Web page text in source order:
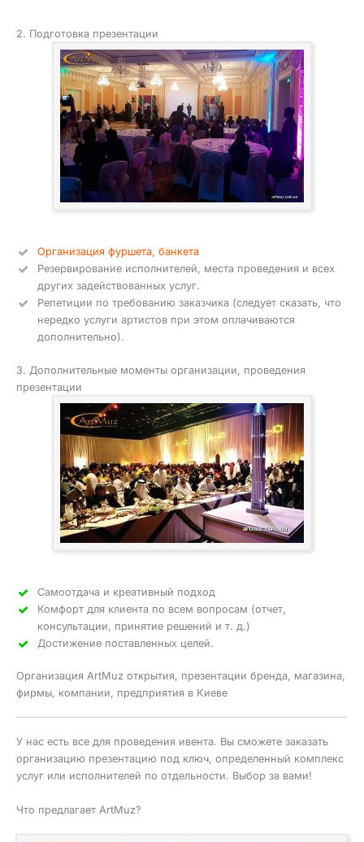
2. Подготовка презентации
Организация фуршета, банкета
Резервирование исполнителей, места проведения и всех
других задействованных услуг.
Репетиции по требованию заказчика (следует сказать, что
нередко услуги артистов при этом оплачиваются
дополнительно).
3. Дополнительные моменты организации, проведения
презентации
Самоотдача и креативный подход
Комфорт для клиента по всем вопросам (отчет,
консультации, принятие решений и т. д.)
Достижение поставленных целей.
Организация ArtMuz открытия, презентации бренда, магазина,
фирмы, компании, предприятия в Киеве
У нас есть все для проведения ивента. Вы сможете заказать
организацию презентацию под ключ, определенный комплекс
услуг или исполнителей по отдельности. Выбор за вами!
Что предлагает ArtMuz?